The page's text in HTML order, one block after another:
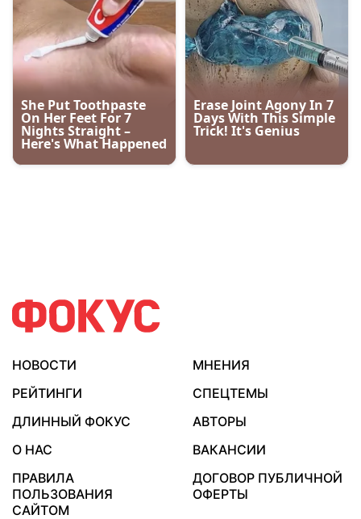
НОВОСТИ
МНЕНИЯ
РЕЙТИНГИ
СПЕЦТЕМЫ
ДЛИННЫЙ ФОКУС
АВТОРЫ
О НАС
ВАКАНСИИ
ПРАВИЛА
ПОЛЬЗОВАНИЯ
САЙТОМ
ДОГОВОР ПУБЛИЧНОЙ
ОФЕРТЫ